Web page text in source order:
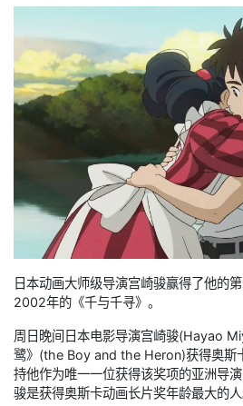
日本动画大师级导演宫崎骏赢得了他的
2002年的《千与千寻》。
周日晚间日本电影导演宫崎骏(Hayao
鹭》(the Boy and the Heron)获得奥斯
持他作为唯一一位获得该奖项的亚洲导
骏是获得奥斯卡动画长片奖年龄最大的人